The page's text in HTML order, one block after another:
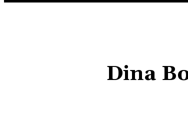
Dina